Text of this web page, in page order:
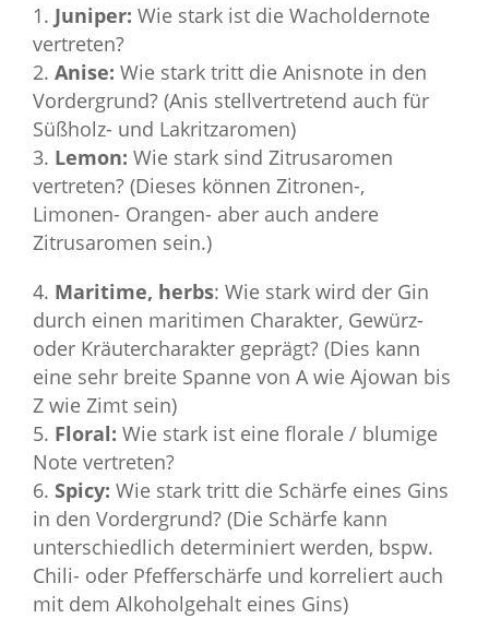
Juniper: Wie stark ist die Wacholdernote
vertreten?
Anise: Wie stark tritt die Anisnote in den
Vordergrund? (Anis stellvertretend auch für
Süßholz- und Lakritzaromen)
Lemon: Wie stark sind Zitrusaromen
vertreten? (Dieses können Zitronen-,
Limonen- Orangen- aber auch andere
Zitrusaromen sein.)
Maritime, herbs: Wie stark wird der Gin
durch einen maritimen Charakter, Gewürz-
oder Kräutercharakter geprägt? (Dies kann
eine sehr breite Spanne von A wie Ajowan bis
Z wie Zimt sein)
Floral: Wie stark ist eine florale / blumige
Note vertreten?
Spicy: Wie stark tritt die Schärfe eines Gins
in den Vordergrund? (Die Schärfe kann
unterschiedlich determiniert werden, bspw.
Chili- oder Pfefferschärfe und korreliert auch
mit dem Alkoholgehalt eines Gins)